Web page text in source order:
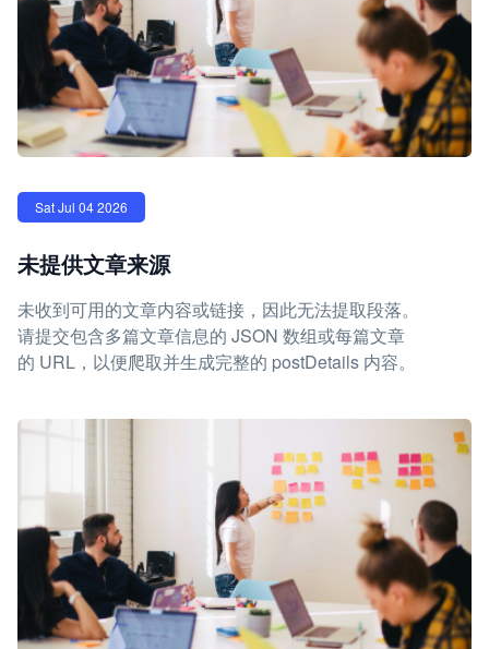
Sat Jul 04 2026
未提供文章来源
未收到可用的文章内容或链接，因此无法提取段落。
请提交包含多篇文章信息的 JSON 数组或每篇文章
的 URL，以便爬取并生成完整的 postDetails 内容。